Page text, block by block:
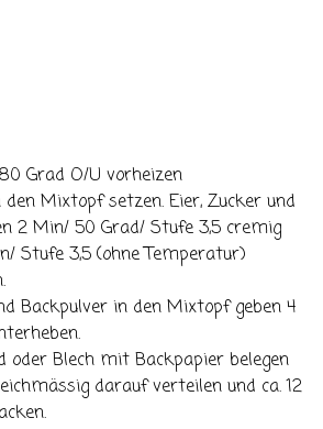
Grad O/U vorheizen
Mixtopf setzen. Eier, Zucker und
2 Min/ 50 Grad/ Stufe 3,5 cremig
Stufe 3,5 (ohne Temperatur)
Backpulver in den Mixtopf geben 4
oder Blech mit Backpapier belegen
darauf verteilen und ca. 12